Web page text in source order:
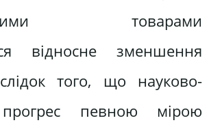
товарами
відносне зменшення
того, що науково-
прогрес певною мірою